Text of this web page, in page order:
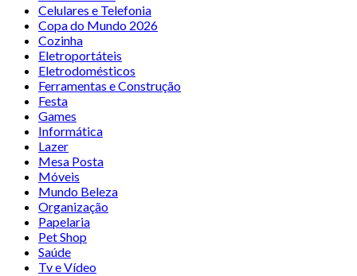
Celulares e Telefonia
Copa do Mundo 2026
Cozinha
Eletroportáteis
Eletrodomésticos
Ferramentas e Construção
Festa
Games
Informática
Lazer
Mesa Posta
Móveis
Mundo Beleza
Organização
Papelaria
Pet Shop
Saúde
Tv e Vídeo